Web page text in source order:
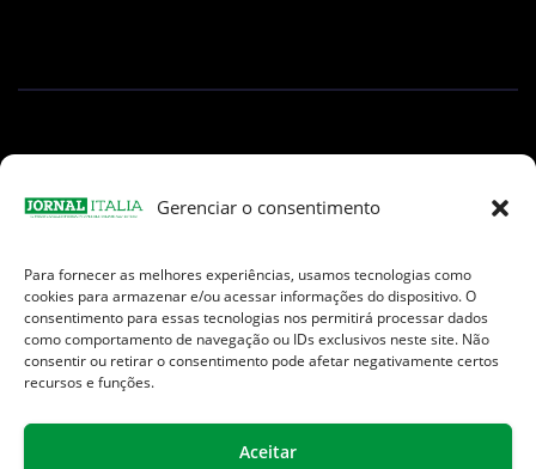
Gerenciar o consentimento
Para fornecer as melhores experiências, usamos tecnologias como
cookies para armazenar e/ou acessar informações do dispositivo. O
consentimento para essas tecnologias nos permitirá processar dados
como comportamento de navegação ou IDs exclusivos neste site. Não
consentir ou retirar o consentimento pode afetar negativamente certos
recursos e funções.
Aceitar
Facebook
Instagram
TikTokYoutube
E-
mail
Jornal Italia é uma Marca registrada internacionalmente da We